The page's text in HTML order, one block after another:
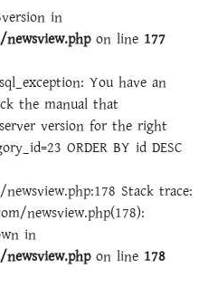
in
on line 177
You have an
the manual that
version for the right
ORDER BY id DESC
Stack trace:
newsview.php(178):
in
on line 178